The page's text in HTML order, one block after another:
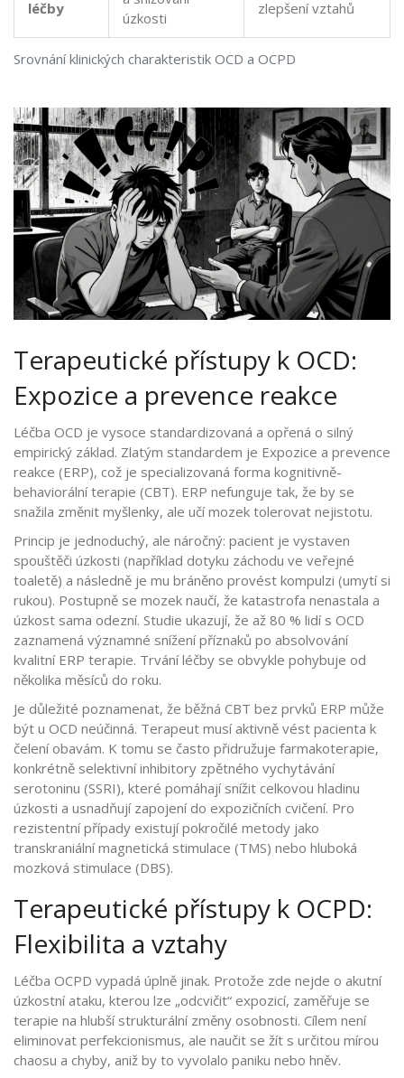
Srovnání klinických charakteristik OCD a OCPD
léčby
úzkosti
zlepšení vztahů
Terapeutické přístupy k OCD:
Expozice a prevence reakce
Léčba OCD je vysoce standardizovaná a opřená o silný
empirický základ. Zlatým standardem je Expozice a prevence
reakce (ERP), což je specializovaná forma kognitivně-
behaviorální terapie (CBT). ERP nefunguje tak, že by se
snažila změnit myšlenky, ale učí mozek tolerovat nejistotu.
Princip je jednoduchý, ale náročný: pacient je vystaven
spouštěči úzkosti (například dotyku záchodu ve veřejné
toaletě) a následně je mu bráněno provést kompulzi (umytí si
rukou). Postupně se mozek naučí, že katastrofa nenastala a
úzkost sama odezní. Studie ukazují, že až 80 % lidí s OCD
zaznamená významné snížení příznaků po absolvování
kvalitní ERP terapie. Trvání léčby se obvykle pohybuje od
několika měsíců do roku.
Je důležité poznamenat, že běžná CBT bez prvků ERP může
být u OCD neúčinná. Terapeut musí aktivně vést pacienta k
čelení obavám. K tomu se často přidružuje farmakoterapie,
konkrétně selektivní inhibitory zpětného vychytávání
serotoninu (SSRI), které pomáhají snížit celkovou hladinu
úzkosti a usnadňují zapojení do expozičních cvičení. Pro
rezistentní případy existují pokročilé metody jako
transkraniální magnetická stimulace (TMS) nebo hluboká
mozková stimulace (DBS).
Terapeutické přístupy k OCPD:
Flexibilita a vztahy
Léčba OCPD vypadá úplně jinak. Protože zde nejde o akutní
úzkostní ataku, kterou lze „odcvičit“ expozicí, zaměřuje se
terapie na hlubší strukturální změny osobnosti. Cílem není
eliminovat perfekcionismus, ale naučit se žít s určitou mírou
chaosu a chyby, aniž by to vyvolalo paniku nebo hněv.